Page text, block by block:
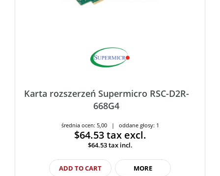
Karta rozszerzeń Supermicro RSC-D2R-
668G4
średnia ocen: 5,00 | oddane głosy: 1
$64.53tax excl.
$64.53tax incl.
ADD TO CART MORE